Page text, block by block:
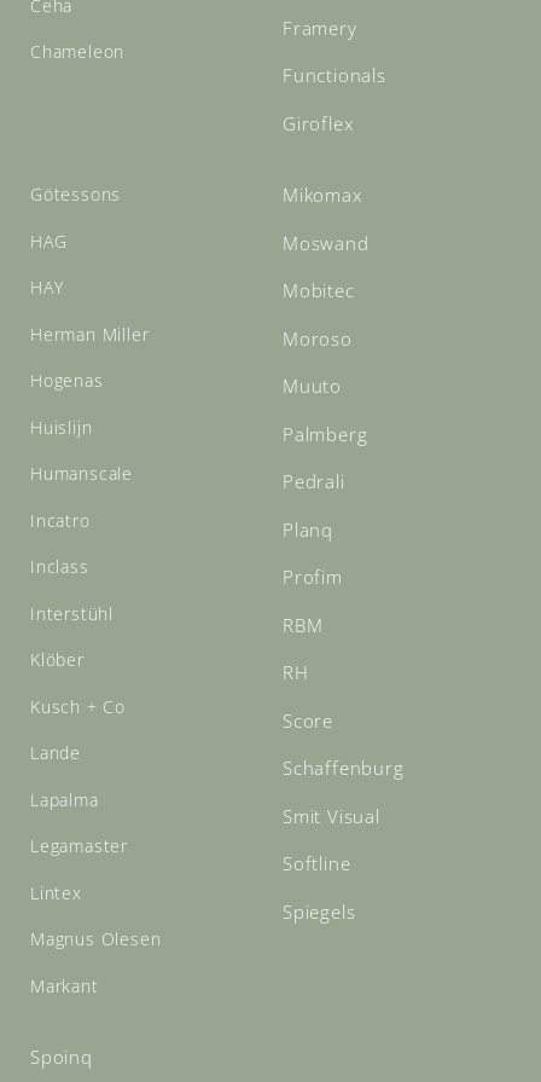
Ceha
Chameleon
Framery
Functionals
Giroflex
Götessons
HAG
HAY
Herman Miller
Hogenas
Huislijn
Humanscale
Incatro
Inclass
Interstühl
Klöber
Kusch + Co
Lande
Lapalma
Legamaster
Lintex
Magnus Olesen
Markant
Mikomax
Moswand
Mobitec
Moroso
Muuto
Palmberg
Pedrali
Planq
Profim
RBM
RH
Score
Schaffenburg
Smit Visual
Softline
Spiegels
Spoinq